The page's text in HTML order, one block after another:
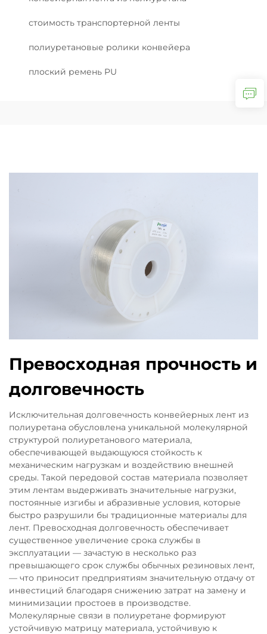
стоимость транспортерной ленты
полиуретановые ролики конвейера
плоский ремень PU
Превосходная прочность и
долговечность
Исключительная долговечность конвейерных лент из
полиуретана обусловлена уникальной молекулярной
структурой полиуретанового материала,
обеспечивающей выдающуюся стойкость к
механическим нагрузкам и воздействию внешней
среды. Такой передовой состав материала позволяет
этим лентам выдерживать значительные нагрузки,
постоянные изгибы и абразивные условия, которые
быстро разрушили бы традиционные материалы для
лент. Превосходная долговечность обеспечивает
существенное увеличение срока службы в
эксплуатации — зачастую в несколько раз
превышающего срок службы обычных резиновых лент,
— что приносит предприятиям значительную отдачу от
инвестиций благодаря снижению затрат на замену и
минимизации простоев в производстве.
Молекулярные связи в полиуретане формируют
устойчивую матрицу материала, устойчивую к